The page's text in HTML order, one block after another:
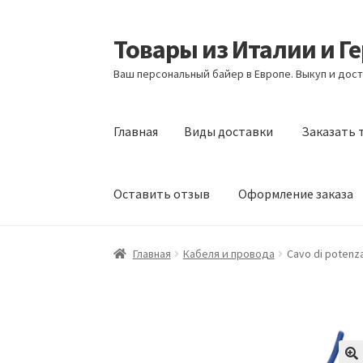
Перейти
к
навигации
Перейти
к
содержимому
Товары из Италии и
Ваш персональный байер в Европе. Выкуп и
Главная Виды доставки Заказать
Оставить отзыв Оформление заказа
Главная Виды доставки Заказать товары
Главная Кабеля и провода Cavo di